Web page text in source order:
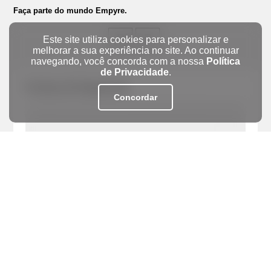
Faça parte do mundo Empyre.
Formas de Pagamento
Este site utiliza cookies para personalizar e
melhorar a sua experiência no site. Ao continuar
navegando, você concorda com a nossa Política
de Privacidade.
Concordar